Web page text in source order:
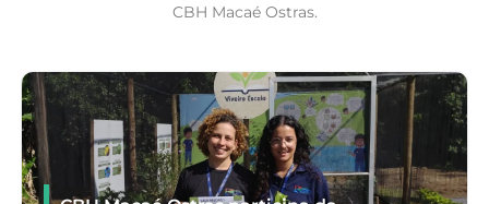
CBH Macaé Ostras.